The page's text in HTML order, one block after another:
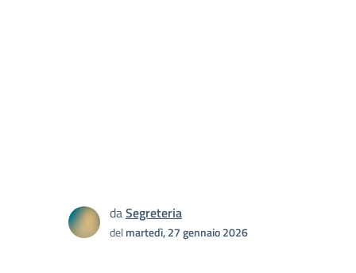
daSegreteria
delmartedì, 27 gennaio 2026